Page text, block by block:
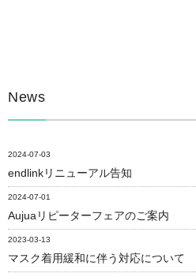
News
2024-07-03
endlinkリニューアル告知
2024-07-01
Aujuaリピーターフェアのご案内
2023-03-13
マスク着用緩和に伴う対応について